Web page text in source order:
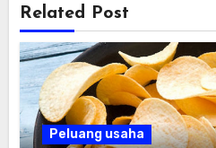
Related Post
Peluang usaha